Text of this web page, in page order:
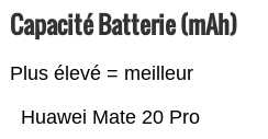
Capacité Batterie (mAh)
Plus élevé = meilleur
Huawei Mate 20 Pro